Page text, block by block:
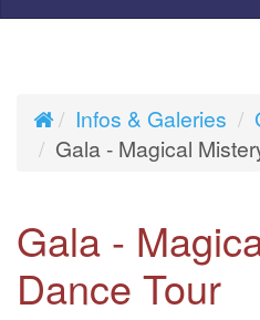
Infos & Galeries
Gala - Magical
Gala -
Dance Tour